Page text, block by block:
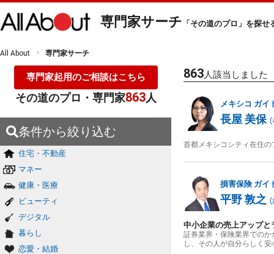
専門家サーチ 「その道のプロ」を探せ
All About 専門家サーチ
専門家起用のご相談はこちら
その道のプロ・専門家863人
条件から絞り込む
住宅・不動産
マネー
健康・医療
ビューティ
デジタル
暮らし
恋愛・結婚
863人該当しました
メキシコ ガイ
長屋 美保 (
首都メキシコシティ在住
損害保険 ガイ
平野 敦之 (
中小企業の売上アップ
証券業界・保険業界での
し、その人が自分らしく